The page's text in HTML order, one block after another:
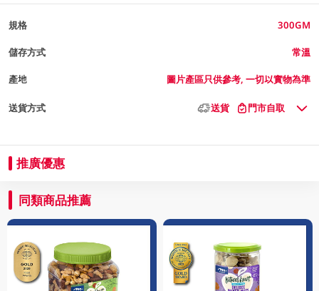
規格 300GM
儲存方式 常溫
產地 圖片產區只供參考, 一切以實物為準
送貨方式 送貨 門市自取
推廣優惠
同類商品推薦